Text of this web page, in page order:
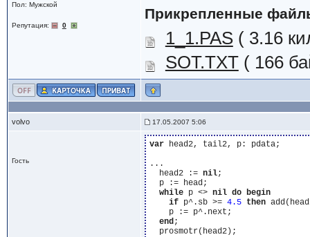
Пол: Мужской
Репутация: 0
Прикрепленные
1_1.PAS( 3.16
SOT.TXT( 166
volvo 17.05.2007 5:06
Гость
var head2, tail2, p: pdata;
...
  head2 :=
nil;
  p := head;
while p <> nil do begin
if p^.sb >= 4.5 then
    p := p^.next;
end;
  prosmotr(head2);